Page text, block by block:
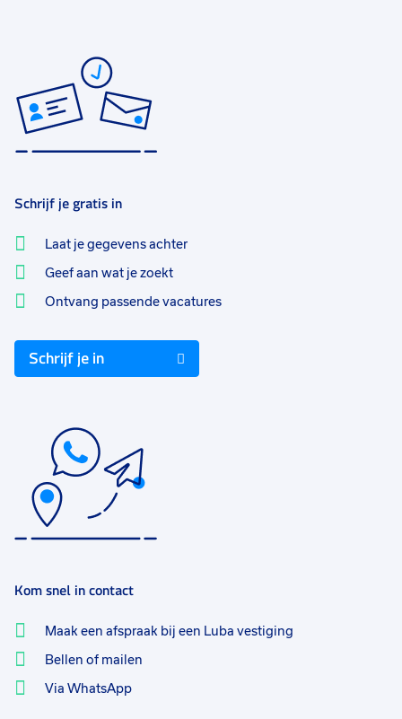
Schrijf je gratis in
Laat je gegevens achter
Geef aan wat je zoekt
Ontvang passende vacatures
Schrijf je in
Kom snel in contact
Maak een afspraak bij een Luba vestiging
Bellen of mailen
Via WhatsApp